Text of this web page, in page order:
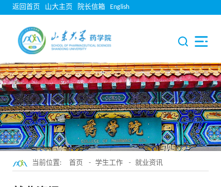
返回首页 山大主页 院长信箱 English
当前位置: 首页 - 学生工作 - 就业资讯